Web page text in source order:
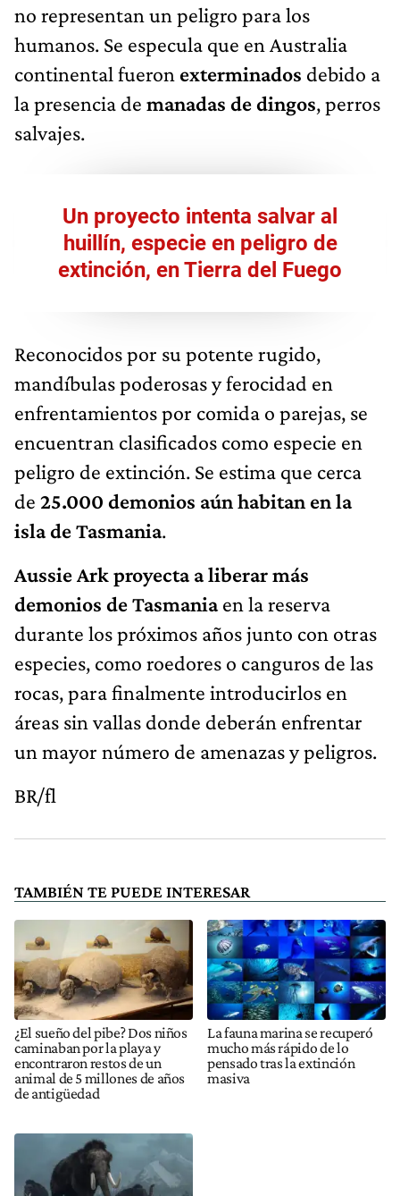
no representan un peligro para los
humanos. Se especula que en Australia
continental fueron exterminados debido a
la presencia de manadas de dingos, perros
salvajes.
Un proyecto intenta salvar al
huillín, especie en peligro de
extinción, en Tierra del Fuego
Reconocidos por su potente rugido,
mandíbulas poderosas y ferocidad en
enfrentamientos por comida o parejas, se
encuentran clasificados como especie en
peligro de extinción. Se estima que cerca
de 25.000 demonios aún habitan en la
isla de Tasmania.
Aussie Ark proyecta a liberar más
demonios de Tasmaniaen la reserva
durante los próximos años junto con otras
especies, como roedores o canguros de las
rocas, para finalmente introducirlos en
áreas sin vallas donde deberán enfrentar
un mayor número de amenazas y peligros.
BR/fl
TAMBIÉN TE PUEDE INTERESAR
¿El sueño del pibe? Dos niños
caminaban por la playa y
encontraron restos de un
animal de 5 millones de años
de antigüedad
La fauna marina se recuperó
mucho más rápido de lo
pensado tras la extinción
masiva